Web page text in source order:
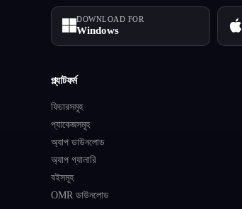
DOWNLOAD FOR
Windows
প্ল্যাটফর্ম
ফিচারসমূহ
প্যাকেজসমূহ
অ্যাপ ডাউনলোড
অ্যাপ গ্যালারি
বইসমূহ
OMR ডাউনলোড